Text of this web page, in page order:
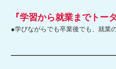
『学習から就業までトー
●学びながらでも卒業後でも、就業